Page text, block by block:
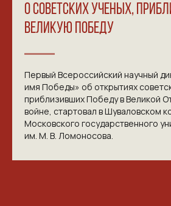
О СОВЕТСКИХ УЧЕНЫХ,
ВЕЛИКУЮ ПОБЕДУ
Первый Всероссийский научный
имя Победы» об открытиях
приблизивших Победу в Великой
войне, стартовал в Шуваловском
Московского государственного
им. М. В. Ломоносова.